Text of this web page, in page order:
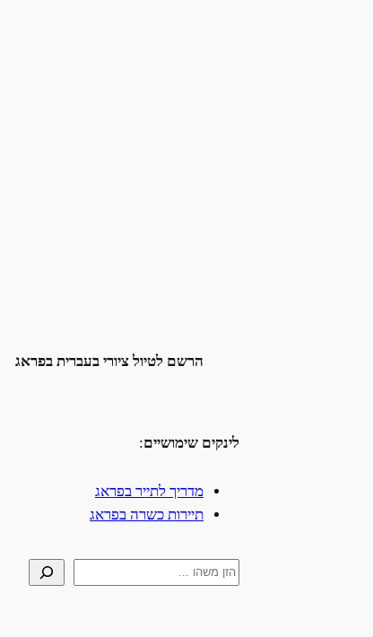
הרשם לטיול ציורי בעברית בפראג
לינקים שימושיים:
מדריך לתייר בפראג
תיירות כשרה בפראג
S